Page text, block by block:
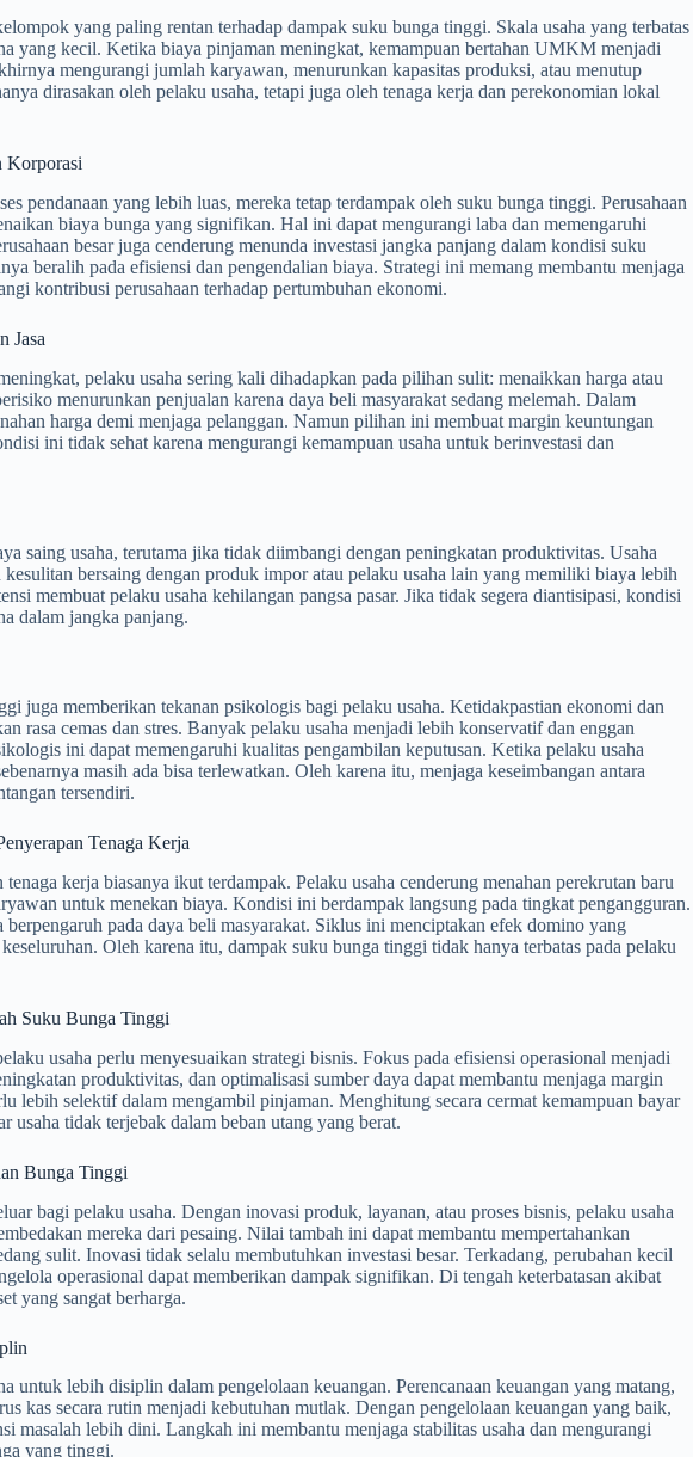
yang paling rentan terhadap dampak suku bunga tinggi. Skala usaha yang terbatas
yang kecil. Ketika biaya pinjaman meningkat, kemampuan bertahan UMKM menjadi
mengurangi jumlah karyawan, menurunkan kapasitas produksi, atau menutup
dirasakan oleh pelaku usaha, tetapi juga oleh tenaga kerja dan perekonomian lokal
Korporasi
pendanaan yang lebih luas, mereka tetap terdampak oleh suku bunga tinggi. Perusahaan
biaya bunga yang signifikan. Hal ini dapat mengurangi laba dan memengaruhi
besar juga cenderung menunda investasi jangka panjang dalam kondisi suku
beralih pada efisiensi dan pengendalian biaya. Strategi ini memang membantu menjaga
kontribusi perusahaan terhadap pertumbuhan ekonomi.
Jasa
pelaku usaha sering kali dihadapkan pada pilihan sulit: menaikkan harga atau
menurunkan penjualan karena daya beli masyarakat sedang melemah. Dalam
harga demi menjaga pelanggan. Namun pilihan ini membuat margin keuntungan
ini tidak sehat karena mengurangi kemampuan usaha untuk berinvestasi dan
saing usaha, terutama jika tidak diimbangi dengan peningkatan produktivitas. Usaha
bersaing dengan produk impor atau pelaku usaha lain yang memiliki biaya lebih
membuat pelaku usaha kehilangan pangsa pasar. Jika tidak segera diantisipasi, kondisi
dalam jangka panjang.
juga memberikan tekanan psikologis bagi pelaku usaha. Ketidakpastian ekonomi dan
rasa cemas dan stres. Banyak pelaku usaha menjadi lebih konservatif dan enggan
ini dapat memengaruhi kualitas pengambilan keputusan. Ketika pelaku usaha
masih ada bisa terlewatkan. Oleh karena itu, menjaga keseimbangan antara
tersendiri.
Tenaga Kerja
kerja biasanya ikut terdampak. Pelaku usaha cenderung menahan perekrutan baru
untuk menekan biaya. Kondisi ini berdampak langsung pada tingkat pengangguran.
berpengaruh pada daya beli masyarakat. Siklus ini menciptakan efek domino yang
Oleh karena itu, dampak suku bunga tinggi tidak hanya terbatas pada pelaku
Suku Bunga Tinggi
usaha perlu menyesuaikan strategi bisnis. Fokus pada efisiensi operasional menjadi
produktivitas, dan optimalisasi sumber daya dapat membantu menjaga margin
lebih selektif dalam mengambil pinjaman. Menghitung secara cermat kemampuan bayar
usaha tidak terjebak dalam beban utang yang berat.
Bunga Tinggi
bagi pelaku usaha. Dengan inovasi produk, layanan, atau proses bisnis, pelaku usaha
mereka dari pesaing. Nilai tambah ini dapat membantu mempertahankan
sulit. Inovasi tidak selalu membutuhkan investasi besar. Terkadang, perubahan kecil
operasional dapat memberikan dampak signifikan. Di tengah keterbatasan akibat
yang sangat berharga.
untuk lebih disiplin dalam pengelolaan keuangan. Perencanaan keuangan yang matang,
kas secara rutin menjadi kebutuhan mutlak. Dengan pengelolaan keuangan yang baik,
masalah lebih dini. Langkah ini membantu menjaga stabilitas usaha dan mengurangi
yang tinggi.